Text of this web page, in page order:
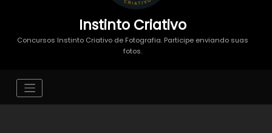
Instinto Criativo
Concursos Instinto Criativo de Fotografia. Participe enviando suas
fotos.